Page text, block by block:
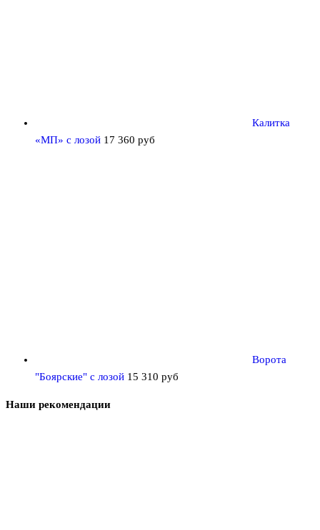
Калитка
«МП» с лозой 17 360 руб
Ворота
"Боярские" с лозой 15 310 руб
Наши рекомендации